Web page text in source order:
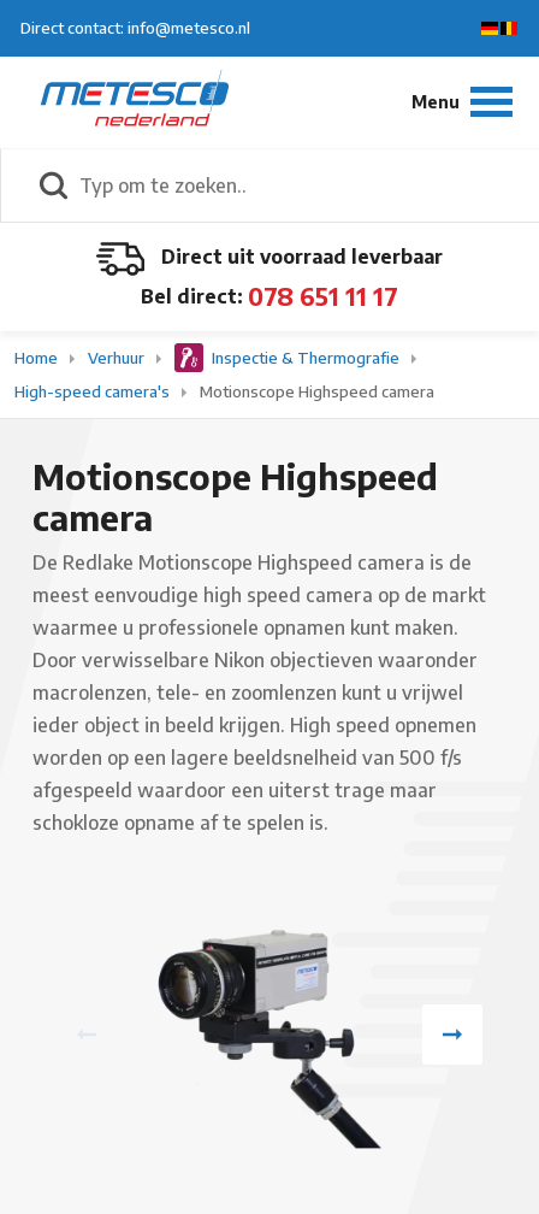
Direct contact: info@metesco.nl
Direct uit voorraad leverbaar
Bel direct: 078 651 11 17
Home Verhuur
Inspectie & Thermografie
High-speed camera's
Motionscope Highspeed camera
Motionscope Highspeed
camera
De Redlake Motionscope Highspeed camera is de
meest eenvoudige high speed camera op de markt
waarmee u professionele opnamen kunt maken.
Door verwisselbare Nikon objectieven waaronder
macrolenzen, tele- en zoomlenzen kunt u vrijwel
ieder object in beeld krijgen. High speed opnemen
worden op een lagere beeldsnelheid van 500 f/s
afgespeeld waardoor een uiterst trage maar
schokloze opname af te spelen is.